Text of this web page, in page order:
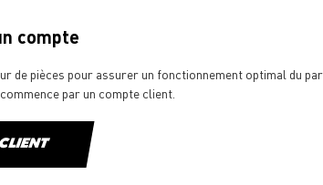
compte
de pièces pour assurer un fonctionnement optimal du
par un compte client.